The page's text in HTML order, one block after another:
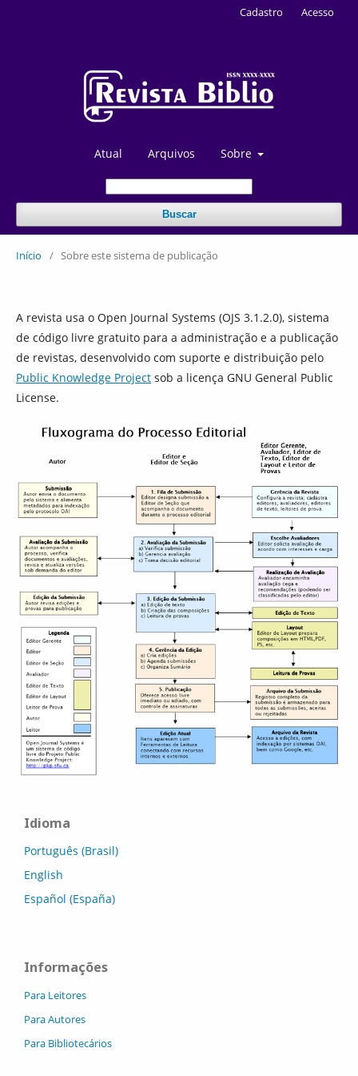
Atual Arquivos Sobre
Buscar
Cadastro Acesso
Início / Sobre este sistema de publicação
A revista usa o Open Journal Systems (OJS 3.1.2.0), sistema
de código livre gratuito para a administração e a publicação
de revistas, desenvolvido com suporte e distribuição pelo
Public Knowledge Project sob a licença GNU General Public
License.
Idioma
Português (Brasil)
English
Español (España)
Informações
Para Leitores
Para Autores
Para Bibliotecários